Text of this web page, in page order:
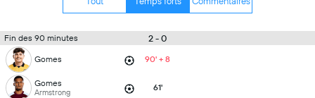
Fin des 90 minutes 2 - 0
Gomes 90' + 8
Gomes
Armstrong 61'